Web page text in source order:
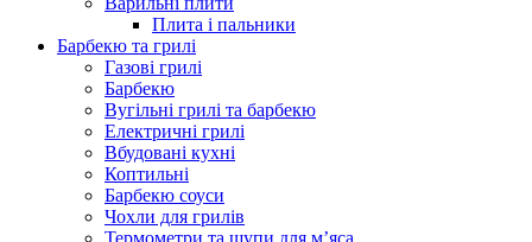
Плита і пальники
Барбекю та грилі
Газові грилі
Барбекю
Вугільні грилі та барбекю
Електричні грилі
Вбудовані кухні
Коптильні
Барбекю соуси
Чохли для грилів
Термометри та щупи для м’яса